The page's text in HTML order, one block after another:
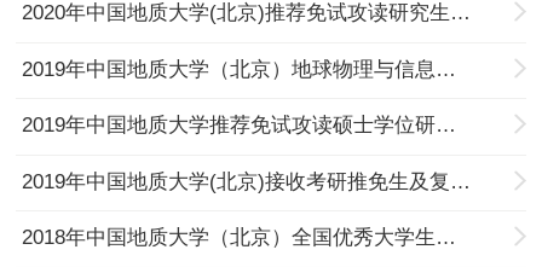
2020年中国地质大学(北京)推荐免试攻读研究生及复试工作通知
2019年中国地质大学（北京）地球物理与信息技术学院全国优秀大学生暑期夏令营通知
2019年中国地质大学推荐免试攻读硕士学位研究生体检注意事项及安排
2019年中国地质大学(北京)接收考研推免生及复试工作的通知
2018年中国地质大学（北京）全国优秀大学生暑期夏令营活动汇总